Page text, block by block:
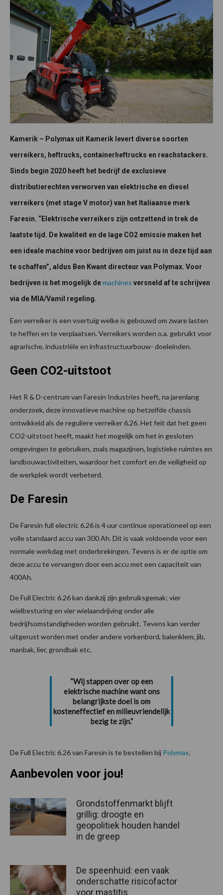
Kamerik – Polymax uit Kamerik levert diverse soorten
verreikers, heftrucks, containerheftrucks en reachstackers.
Sinds begin 2020 heeft het bedrijf de exclusieve
distributierechten verworven van elektrische en diesel
verreikers (met stage V motor) van het Italiaanse merk
Faresin. “Elektrische verreikers zijn ontzettend in trek de
laatste tijd. De kwaliteit en de lage CO2 emissie maken het
een ideale machine voor bedrijven om juist nu in deze tijd aan
te schaffen”, aldus Ben Kwant directeur van Polymax. Voor
bedrijven is het mogelijk demachines versneld af te schrijven
via de MIA/Vamil regeling.
Een verreiker is een voertuig welke is gebouwd om zware lasten
te heffen en te verplaatsen. Verreikers worden o.a. gebruikt voor
agrarische, industriële en infrastructuurbouw- doeleinden.
Geen CO2-uitstoot
Het R & D-centrum van Faresin Industries heeft, na jarenlang
onderzoek, deze innovatieve machine op hetzelfde chassis
ontwikkeld als de reguliere verreiker 6.26. Het feit dat het geen
CO2-uitstoot heeft, maakt het mogelijk om het in gesloten
omgevingen te gebruiken, zoals magazijnen, logistieke ruimtes en
landbouwactiviteiten, waardoor het comfort en de veiligheid op
de werkplek wordt verbeterd.
De Faresin
De Faresin full electric 6.26 is 4 uur continue operationeel op een
volle standaard accu van 300 Ah. Dit is vaak voldoende voor een
normale werkdag met onderbrekingen. Tevens is er de optie om
deze accu te vervangen door een accu met een capaciteit van
400Ah.
De Full Electric 6.26 kan dankzij zijn gebruiksgemak; vier
wielbesturing en vier wielaandrijving onder alle
bedrijfsomstandigheden worden gebruikt. Tevens kan verder
uitgerust worden met onder andere vorkenbord, balenklem, jib,
manbak, lier, grondbak etc.
“Wij stappen over op een
elektrische machine want ons
belangrijkste doel is om
kosteneffectief en milieuvriendelijk
bezig te zijn.”
De Full Electric 6.26 van Faresin is te bestellen bij Polymax.
Aanbevolen voor jou!
Grondstoffenmarkt blijft
grillig: droogte en
geopolitiek houden handel
in de greep
De speenhuid: een vaak
onderschatte risicofactor
voor mastitis